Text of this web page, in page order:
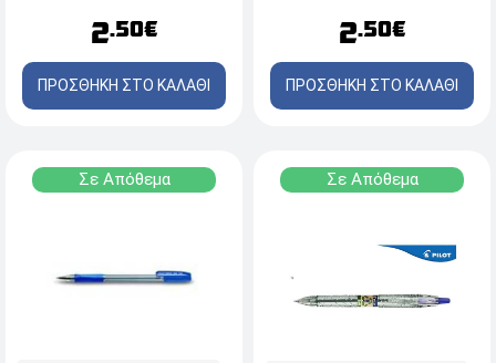
2.50€
ΠΡΟΣΘΗΚΗ ΣΤΟ ΚΑΛΑΘΙ
2.50€
ΠΡΟΣΘΗΚΗ ΣΤΟ ΚΑΛΑΘΙ
Σε Απόθεμα Σε Απόθεμα